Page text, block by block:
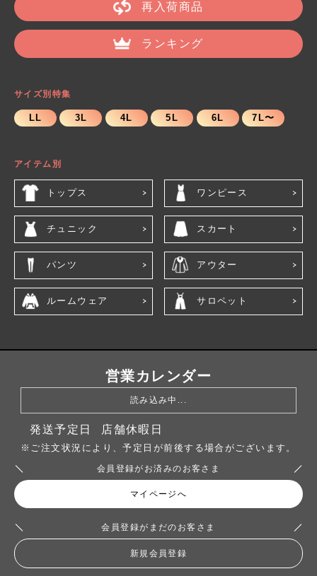
再入荷商品
ランキング
サイズ別特集
LL 3L 4L 5L 6L 7L〜
アイテム別
トップス ワンピース
チュニック スカート
パンツ アウター
ルームウェア サロペット
営業カレンダー
読み込み中...
発送予定日 店舗休暇日
※ご注文状況により、予定日が前後する場合がございます。
会員登録がお済みのお客さま
マイページへ
会員登録がまだのお客さま
新規会員登録